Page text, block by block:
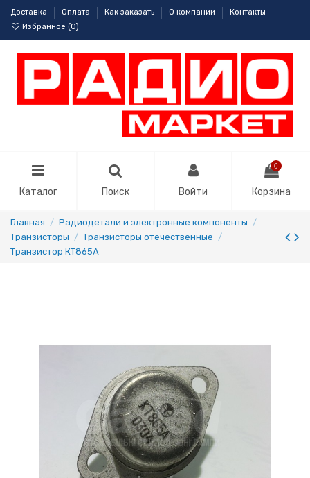
Доставка Оплата Как заказать О компании
Контакты
Избранное (0)
Каталог Поиск Войти
0
Корзина
Главная
Радиодетали и электронные компоненты
Транзисторы
Транзисторы отечественные
Транзистор КТ865А